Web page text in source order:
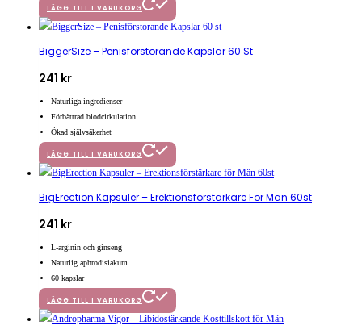
LÄGG TILL I VARUKORG
BiggerSize – Penisförstorande Kapslar 60 St
241 kr
Naturliga ingredienser
Förbättrad blodcirkulation
Ökad självsäkerhet
LÄGG TILL I VARUKORG
BigErection Kapsuler – Erektionsförstärkare För Män 60st
241 kr
L-arginin och ginseng
Naturlig aphrodisiakum
60 kapslar
LÄGG TILL I VARUKORG